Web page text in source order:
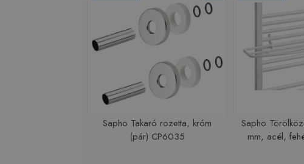
Sapho Takaró rozetta, króm
(pár) CP6035
Sapho
mm, acél,